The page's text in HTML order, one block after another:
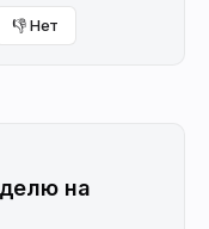
👎 Нет
на